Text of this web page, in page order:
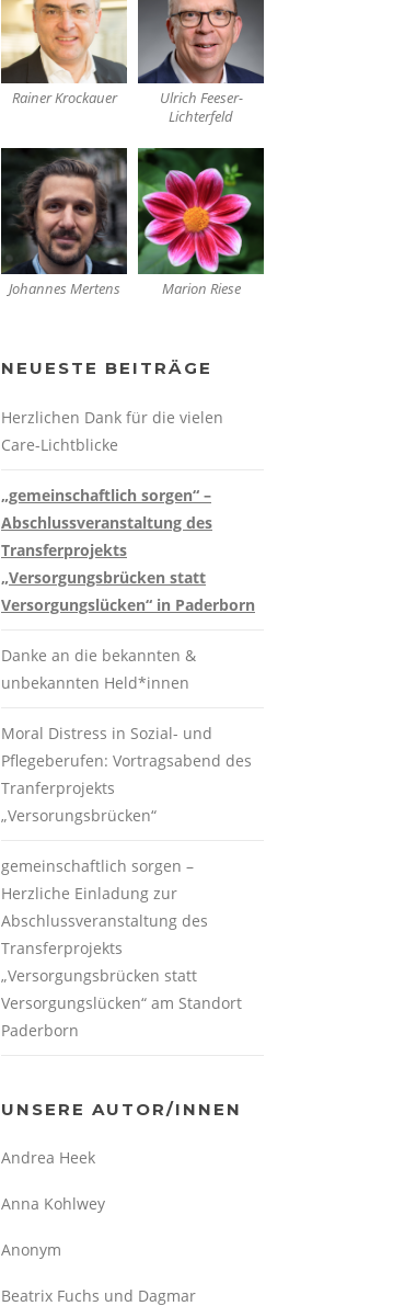
Rainer Krockauer
Ulrich Feeser-
Lichterfeld
Johannes Mertens Marion Riese
NEUESTE BEITRÄGE
Herzlichen Dank für die vielen
Care-Lichtblicke
„gemeinschaftlich sorgen“ –
Abschlussveranstaltung des
Transferprojekts
„Versorgungsbrücken statt
Versorgungslücken“ in Paderborn
Danke an die bekannten &
unbekannten Held*innen
Moral Distress in Sozial- und
Pflegeberufen: Vortragsabend des
Tranferprojekts
„Versorungsbrücken“
gemeinschaftlich sorgen –
Herzliche Einladung zur
Abschlussveranstaltung des
Transferprojekts
„Versorgungsbrücken statt
Versorgungslücken“ am Standort
Paderborn
UNSERE AUTOR/INNEN
Andrea Heek
Anna Kohlwey
Anonym
Beatrix Fuchs und Dagmar